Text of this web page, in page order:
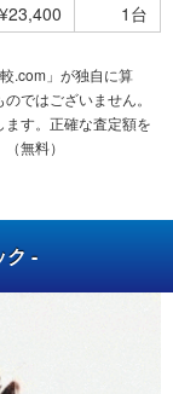
¥23,400 1台
.com」が独自に算
ではございません。
す。正確な査定額を
無料）
ク -